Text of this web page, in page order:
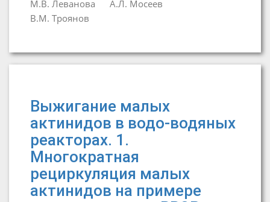
М.В. Леванова
А.Л. Мосеев
В.М. Троянов
Выжигание малых
актинидов в водо-водяных
реакторах. 1.
Многократная
рециркуляция малых
актинидов на примере